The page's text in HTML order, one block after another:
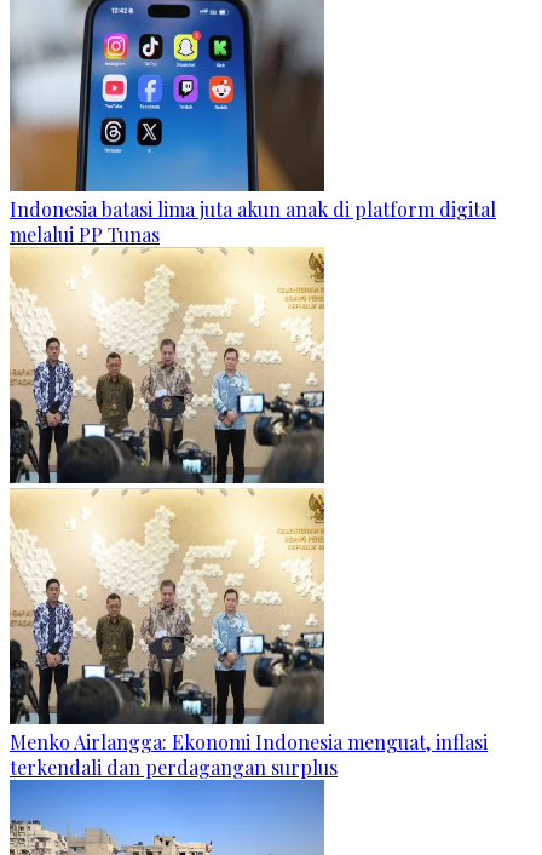
Indonesia batasi lima juta akun anak di platform digital
melalui PP Tunas
Menko Airlangga: Ekonomi Indonesia menguat, inflasi
terkendali dan perdagangan surplus